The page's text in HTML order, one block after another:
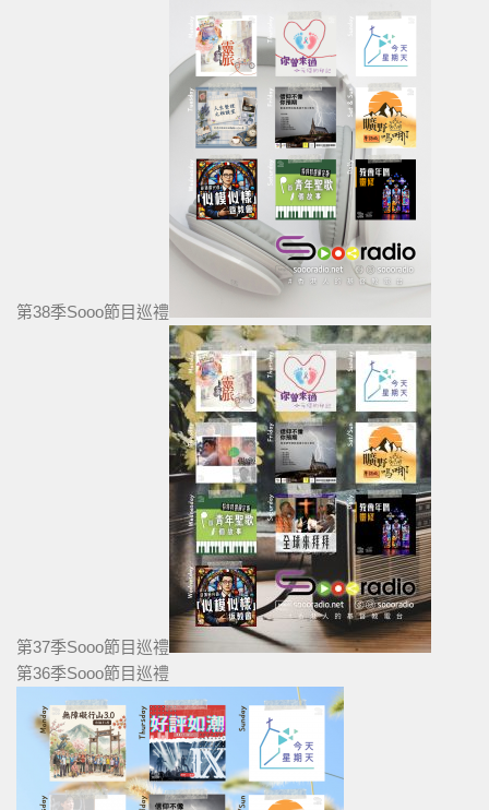
第38季Sooo節目巡禮
第37季Sooo節目巡禮
第36季Sooo節目巡禮